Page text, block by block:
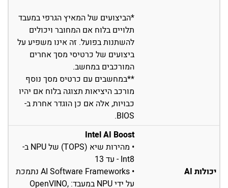
*הביצועים של המאיץ הגרפי במעבד
תלויים בלוח אם המחובר ויכולים
להשתנות בפועל. זה אינו משפיע על
ביצועים של כרטיסי מסך אחרים
המורכבים במחשב.
**במחשבים עם כרטיס מסך נוסף
מורכב היציאות תצוגה בלוח אם יהיו
כבויות, אלה אם כן הוגדר אחרת ב-
BIOS.
יכולות AI
Intel AI Boost
• מהירות שיא (TOPS) של NPU ב-
Int8 - עד 13
• AI Software Frameworks נתמכת
על ידי NPU במעבד: OpenVINO,